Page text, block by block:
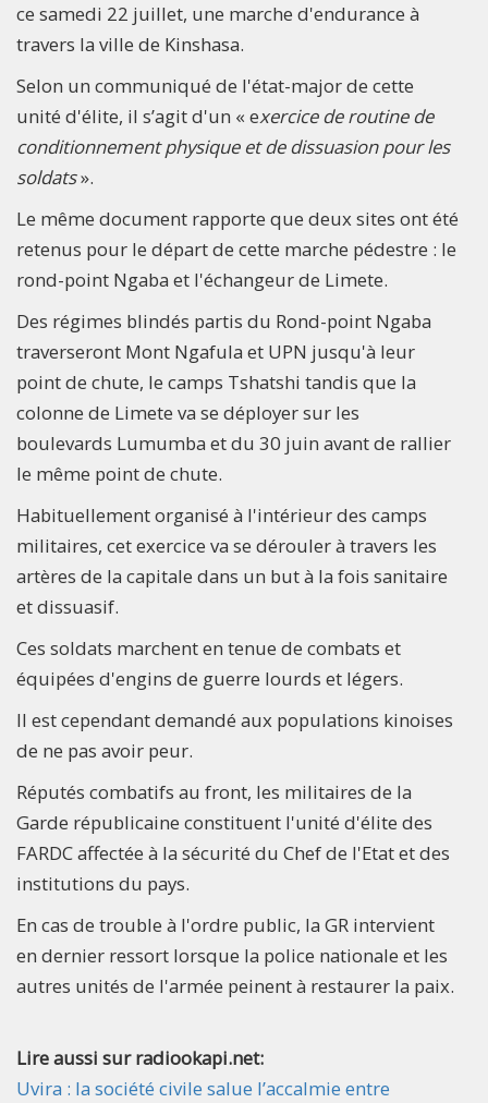
ce samedi 22 juillet, une marche d'endurance à
travers la ville de Kinshasa.
Selon un communiqué de l'état-major de cette
unité d'élite, il s’agit d'un « exercice de routine de
conditionnement physique et de dissuasion pour les
soldats».
Le même document rapporte que deux sites ont été
retenus pour le départ de cette marche pédestre : le
rond-point Ngaba et l'échangeur de Limete.
Des régimes blindés partis du Rond-point Ngaba
traverseront Mont Ngafula et UPN jusqu'à leur
point de chute, le camps Tshatshi tandis que la
colonne de Limete va se déployer sur les
boulevards Lumumba et du 30 juin avant de rallier
le même point de chute.
Habituellement organisé à l'intérieur des camps
militaires, cet exercice va se dérouler à travers les
artères de la capitale dans un but à la fois sanitaire
et dissuasif.
Ces soldats marchent en tenue de combats et
équipées d'engins de guerre lourds et légers.
Il est cependant demandé aux populations kinoises
de ne pas avoir peur.
Réputés combatifs au front, les militaires de la
Garde républicaine constituent l'unité d'élite des
FARDC affectée à la sécurité du Chef de l'Etat et des
institutions du pays.
En cas de trouble à l'ordre public, la GR intervient
en dernier ressort lorsque la police nationale et les
autres unités de l'armée peinent à restaurer la paix.
Lire aussi sur radiookapi.net:
Uvira : la société civile salue l’accalmie entre